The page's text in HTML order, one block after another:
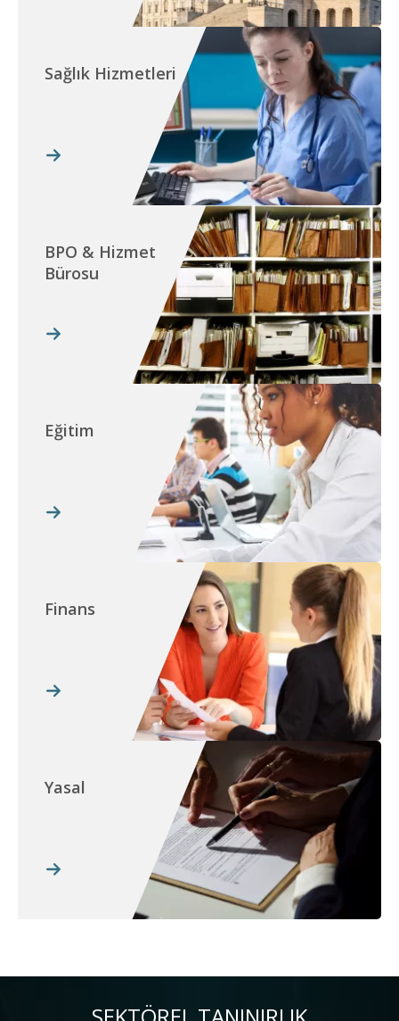
Sağlık Hizmetleri
BPO & Hizmet
Bürosu
Eğitim
Finans
Yasal